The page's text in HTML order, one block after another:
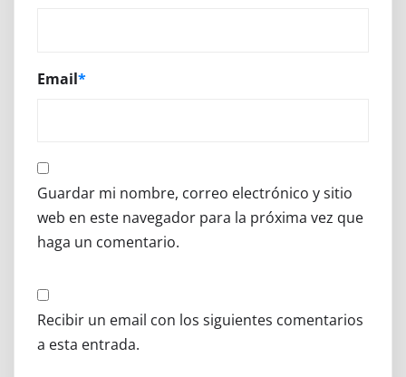
Email*
Guardar mi nombre, correo electrónico y sitio
web en este navegador para la próxima vez que
haga un comentario.
Recibir un email con los siguientes comentarios
a esta entrada.